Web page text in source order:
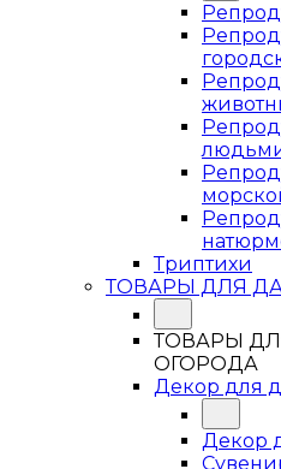
Триптихи
ТОВАРЫ ДЛЯ
ТОВАРЫ
ОГОРОДА
Декор для
Декор